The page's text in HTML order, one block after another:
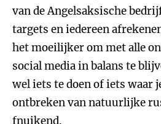
van de Angelsaksische
targets en iedereen
het moeilijker om met alle
social media in balans te
wel iets te doen of iets waar
ontbreken van natuurlijke
fnuikend.